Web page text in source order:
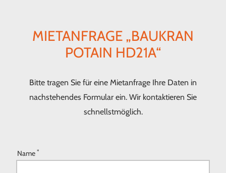
MIETANFRAGE „BAUKRAN
POTAIN HD21A“
Bitte tragen Sie für eine Mietanfrage Ihre Daten in
nachstehendes Formular ein. Wir kontaktieren Sie
schnellstmöglich.
Name *